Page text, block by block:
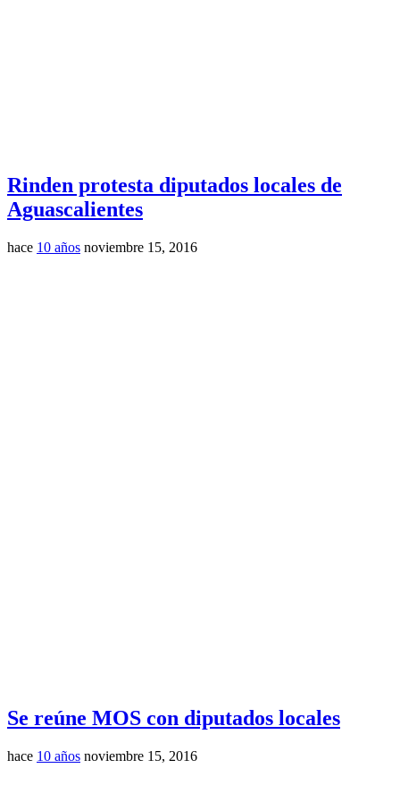
Rinden protesta diputados locales de
Aguascalientes
hace 10 años noviembre 15, 2016
Se reúne MOS con diputados locales
hace 10 años noviembre 15, 2016